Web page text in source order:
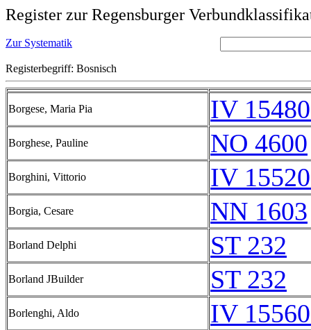
Register zur Regensburger
Zur Systematik
Registerbegriff: Bosnisch
Borgese, Maria Pia IV
Borghese, Pauline NO 4600
Borghini, Vittorio IV
Borgia, Cesare NN 1603
Borland Delphi ST 232
Borland JBuilder ST 232
Borlenghi, Aldo IV